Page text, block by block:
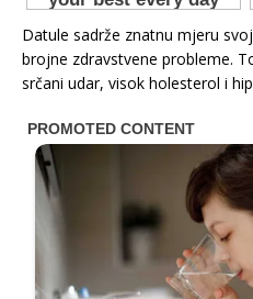
Datule sadrže znatnu mjeru
brojne zdravstvene probleme.
srčani udar, visok holesterol i